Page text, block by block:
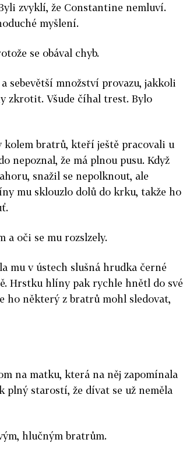
zvyklí, že Constantine nemluví.
myšlení.
se obával chyb.
sebevětší množství provazu, jakkoli
zkrotit. Všude číhal trest. Bylo
kolem bratrů, kteří ještě pracovali u
nepoznal, že má plnou pusu. Když
snažil se nepolknout, ale
mu sklouzlo dolů do krku, takže ho
a oči se mu rozslzely.
mu v ústech slušná hrudka černé
Hrstku hlíny pak rychle hnětl do své
ho některý z bratrů mohl sledovat,
na matku, která na něj zapomínala
starostí, že dívat se už neměla
hlučným bratrům.